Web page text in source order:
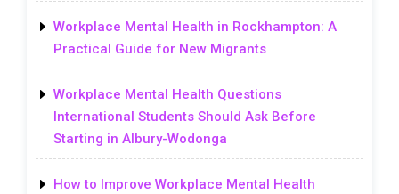
Workplace Mental Health in Rockhampton: A
Practical Guide for New Migrants
Workplace Mental Health Questions
International Students Should Ask Before
Starting in Albury-Wodonga
How to Improve Workplace Mental Health